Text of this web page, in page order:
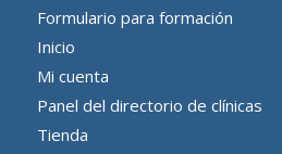
Formulario para formación
Inicio
Mi cuenta
Panel del directorio de clínicas
Tienda